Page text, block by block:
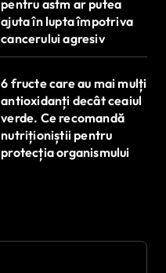
pentru astm ar putea
ajuta în lupta împotriva
cancerului agresiv
6 fructe care au mai mulți
antioxidanți decât ceaiul
verde. Ce recomandă
nutriționiștii pentru
protecția organismului